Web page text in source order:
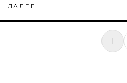
ДАЛЕЕ
1